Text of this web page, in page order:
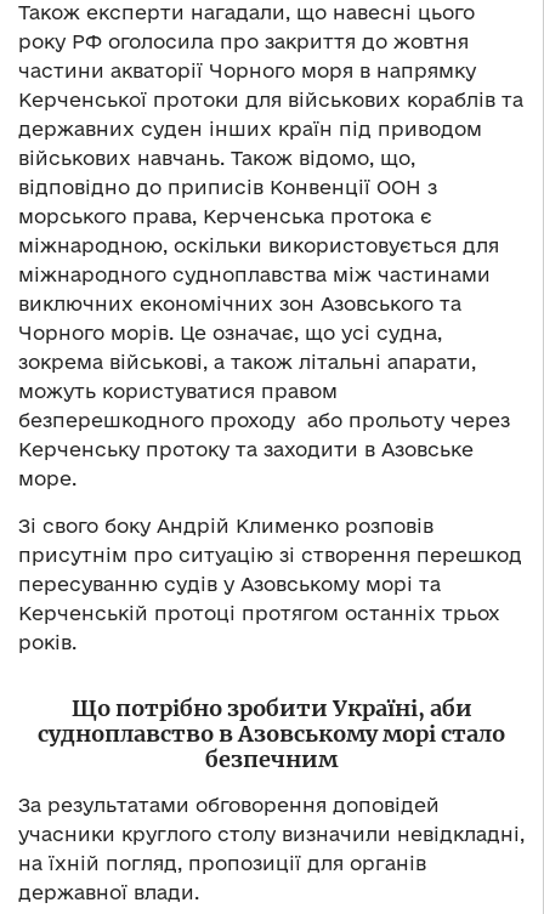
Також експерти нагадали, що навесні цього
року РФ оголосила про закриття до жовтня
частини акваторії Чорного моря в напрямку
Керченської протоки для військових кораблів та
державних суден інших країн під приводом
військових навчань. Також відомо, що,
відповідно до приписів Конвенції ООН з
морського права, Керченська протока є
міжнародною, оскільки використовується для
міжнародного судноплавства між частинами
виключних економічних зон Азовського та
Чорного морів. Це означає, що усі судна,
зокрема військові, а також літальні апарати,
можуть користуватися правом
безперешкодного проходу або прольоту через
Керченську протоку та заходити в Азовське
море.
Зі свого боку Андрій Клименко розповів
присутнім про ситуацію зі створення перешкод
пересуванню судів у Азовському морі та
Керченській протоці протягом останніх трьох
років.
Що потрібно зробити Україні, аби
судноплавство в Азовському морі стало
безпечним
За результатами обговорення доповідей
учасники круглого столу визначили невідкладні,
на їхній погляд, пропозиції для органів
державної влади.